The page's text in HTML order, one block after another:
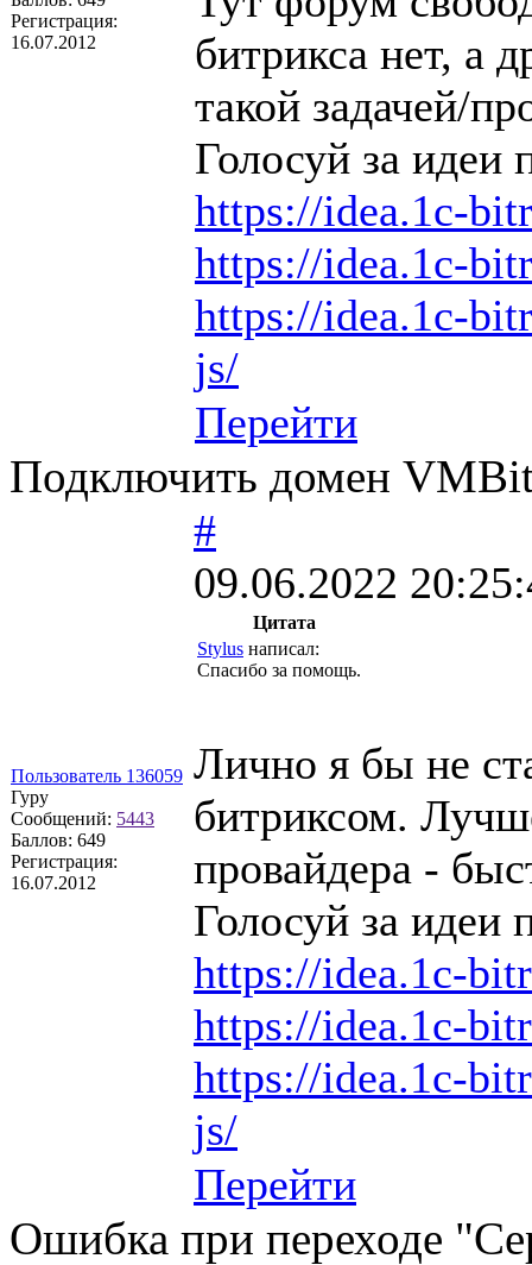
Регистрация:
16.07.2012
битрикса нет, а
такой задачей/
Голосуй за
https://idea.1c-
https://idea.1c-
https://idea.1c-
js/
Перейти
Подключить домен
Пользователь 136059
Гуру
Сообщений: 5443
Баллов: 649
Регистрация:
16.07.2012
#
09.06.2022
Цитата
Stylus написал:
Спасибо за помощь.
Лично я бы не
битриксом.
провайдера -
Голосуй за
https://idea.1c-
https://idea.1c-
https://idea.1c-
js/
Перейти
Ошибка при переходе